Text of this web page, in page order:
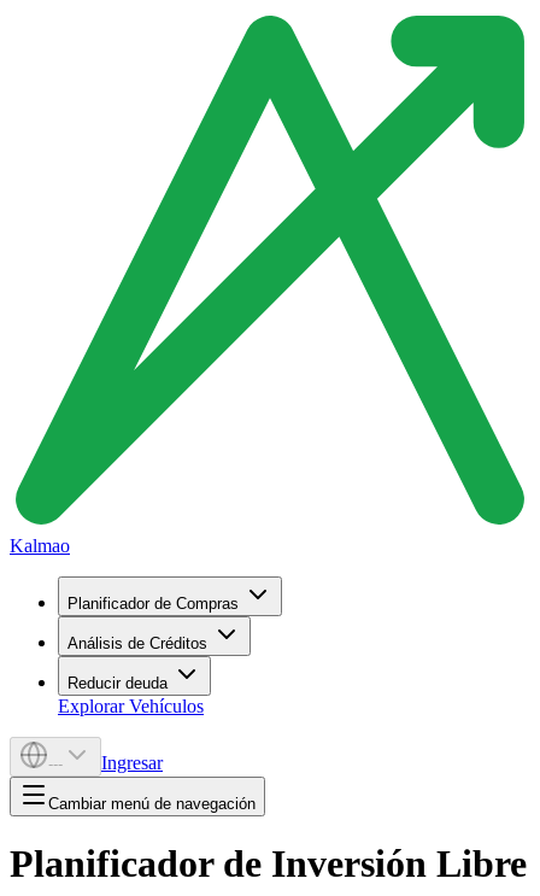
Kalmao
Planificador de Compras
Análisis de Créditos
Reducir deuda
Explorar Vehículos
--- Ingresar
Cambiar menú de navegación
Planificador de Inversión Libre